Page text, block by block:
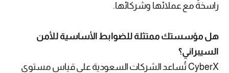
راسخةً مع عملائها وشركائها.
هل مؤسستك ممتثلة للضوابط الأساسية للأمن
السيبراني؟
CyberX تُساعد الشركات السعودية على قياس مستوى